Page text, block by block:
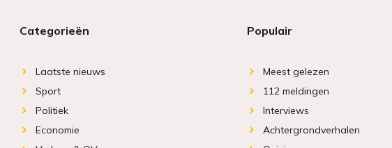
Categorieën
Laatste nieuws
Sport
Politiek
Economie
Populair
Meest gelezen
112 meldingen
Interviews
Achtergrondverhalen